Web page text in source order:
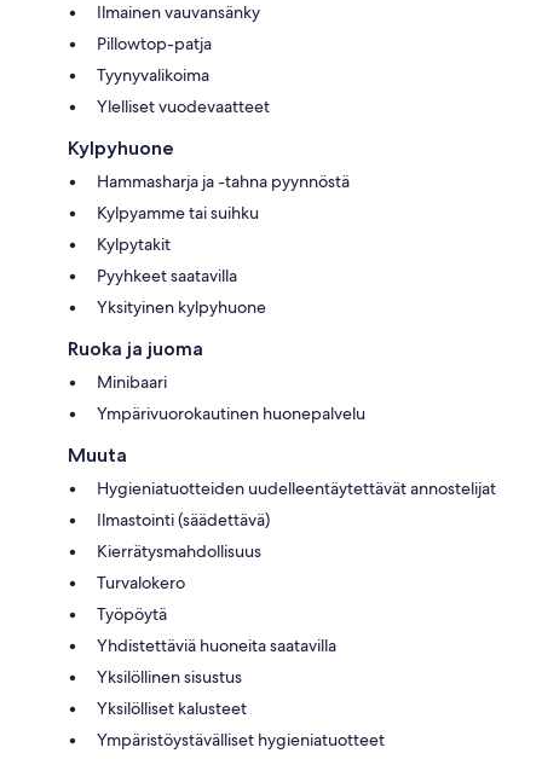
Ilmainen vauvansänky
Pillowtop-patja
Tyynyvalikoima
Ylelliset vuodevaatteet
Kylpyhuone
Hammasharja ja -tahna pyynnöstä
Kylpyamme tai suihku
Kylpytakit
Pyyhkeet saatavilla
Yksityinen kylpyhuone
Ruoka ja juoma
Minibaari
Ympärivuorokautinen huonepalvelu
Muuta
Hygieniatuotteiden uudelleentäytettävät annostelijat
Ilmastointi (säädettävä)
Kierrätysmahdollisuus
Turvalokero
Työpöytä
Yhdistettäviä huoneita saatavilla
Yksilöllinen sisustus
Yksilölliset kalusteet
Ympäristöystävälliset hygieniatuotteet